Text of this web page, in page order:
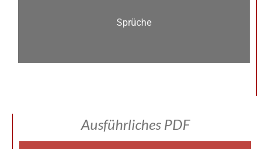
Sprüche
Ausführliches PDF